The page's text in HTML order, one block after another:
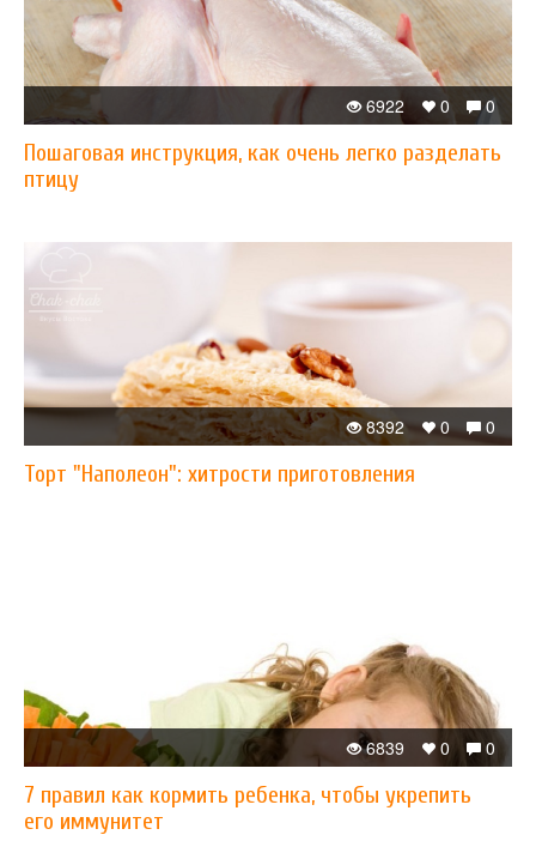
0
0
6922
Пошаговая инструкция, как очень легко разделать
птицу
0
0
8392
Торт "Наполеон": хитрости приготовления
0
0
6839
7 правил как кормить ребенка, чтобы укрепить
его иммунитет